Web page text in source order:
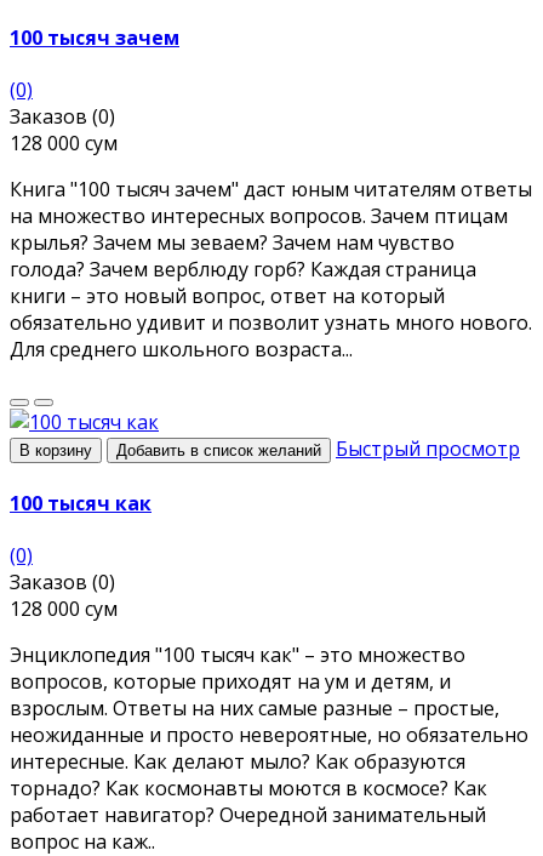
100 тысяч зачем
(0)
Заказов (0)
128 000 сум
Книга "100 тысяч зачем" даст юным читателям ответы
на множество интересных вопросов. Зачем птицам
крылья? Зачем мы зеваем? Зачем нам чувство
голода? Зачем верблюду горб? Каждая страница
книги – это новый вопрос, ответ на который
обязательно удивит и позволит узнать много нового.
Для среднего школьного возраста...
В корзину Добавить в список желаний Быстрый просмотр
100 тысяч как
(0)
Заказов (0)
128 000 сум
Энциклопедия "100 тысяч как" – это множество
вопросов, которые приходят на ум и детям, и
взрослым. Ответы на них самые разные – простые,
неожиданные и просто невероятные, но обязательно
интересные. Как делают мыло? Как образуются
торнадо? Как космонавты моются в космосе? Как
работает навигатор? Очередной занимательный
вопрос на каж..